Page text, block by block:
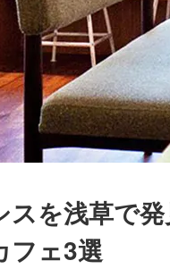
を浅草で
フェ3選